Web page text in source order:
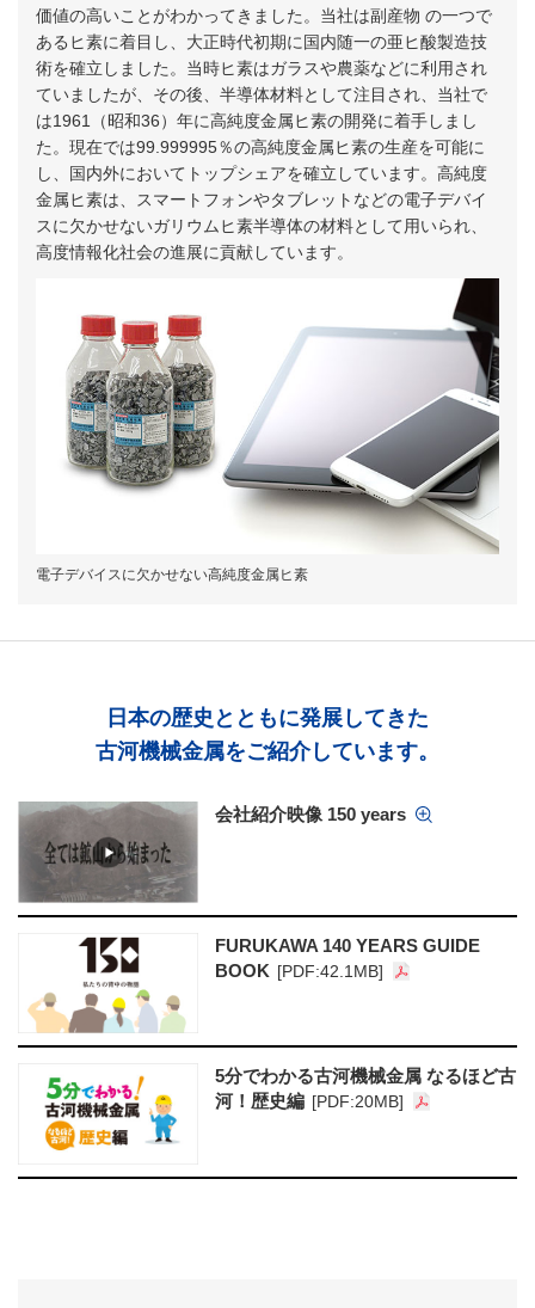
電子デバイスに欠かせない高純度金属ヒ素
価値の高いことがわかってきました。当社は副産物 の一つで
あるヒ素に着目し、大正時代初期に国内随一の亜ヒ酸製造技
術を確立しました。当時ヒ素はガラスや農薬などに利用され
ていましたが、その後、半導体材料として注目され、当社で
は1961（昭和36）年に高純度金属ヒ素の開発に着手しまし
た。現在では99.999995％の高純度金属ヒ素の生産を可能に
し、国内外においてトップシェアを確立しています。高純度
金属ヒ素は、スマートフォンやタブレットなどの電子デバイ
スに欠かせないガリウムヒ素半導体の材料として用いられ、
高度情報化社会の進展に貢献しています。
日本の歴史とともに発展してきた
古河機械金属をご紹介しています。
会社紹介映像 150 years
FURUKAWA 140 YEARS GUIDE
BOOK [PDF:42.1MB]
5分でわかる古河機械金属 なるほど古
河！歴史編 [PDF:20MB]